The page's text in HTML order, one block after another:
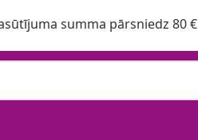
summa pārsniedz 80 €